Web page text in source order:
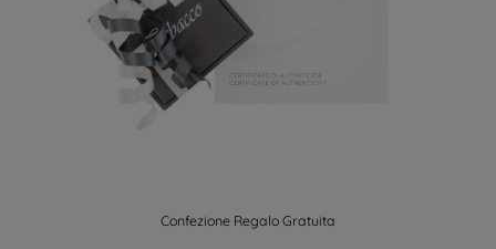
Confezione Regalo Gratuita